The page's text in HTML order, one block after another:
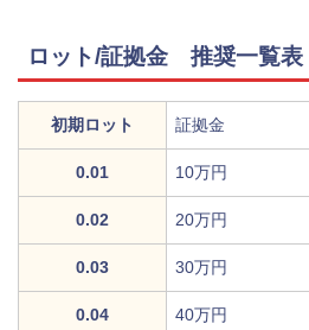
ロット/証拠金 推奨一覧表
初期ロット 証拠金
0.01 10万円
0.02 20万円
0.03 30万円
0.04 40万円